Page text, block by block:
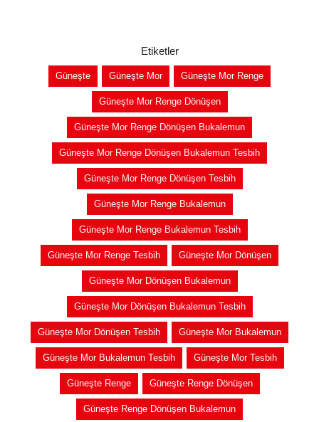
Etiketler
Güneşte Güneşte Mor Güneşte Mor Renge
Güneşte Mor Renge Dönüşen
Güneşte Mor Renge Dönüşen Bukalemun
Güneşte Mor Renge Dönüşen Bukalemun Tesbih
Güneşte Mor Renge Dönüşen Tesbih
Güneşte Mor Renge Bukalemun
Güneşte Mor Renge Bukalemun Tesbih
Güneşte Mor Renge Tesbih Güneşte Mor Dönüşen
Güneşte Mor Dönüşen Bukalemun
Güneşte Mor Dönüşen Bukalemun Tesbih
Güneşte Mor Dönüşen Tesbih Güneşte Mor Bukalemun
Güneşte Mor Bukalemun Tesbih Güneşte Mor Tesbih
Güneşte Renge Güneşte Renge Dönüşen
Güneşte Renge Dönüşen Bukalemun